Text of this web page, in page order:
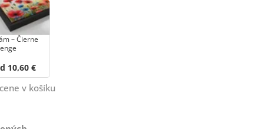
– Čierne
10,60 €
v košíku